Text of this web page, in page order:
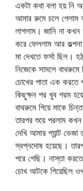
একটা কথা বলা হয় নি
আমার রুমে চলে গেলাম
লাগলাম। জানি না কখন
করে ফেললাম আর
মা দেখতে ফর্সা ছিল।
নিজেকে সামলে
চোখের পাতা এক করতে
কিছুক্ষন পর খুব গরম
বাথরুমে গিয়ে মাকে
তারপর শুয়ে পরলাম কখন
দেখি আমার প্যান্ট
স্বপ্নদোষ হয়েছে।
পরে গেছি। নাস্তা
চোখ আটকে গিয়েছিল